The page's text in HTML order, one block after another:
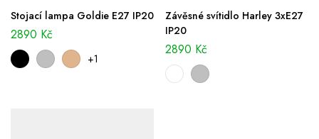
Stojací lampa Goldie E27 IP20
2890 Kč
+1
Závěsné svítidlo Harley 3xE27
IP20
2890 Kč